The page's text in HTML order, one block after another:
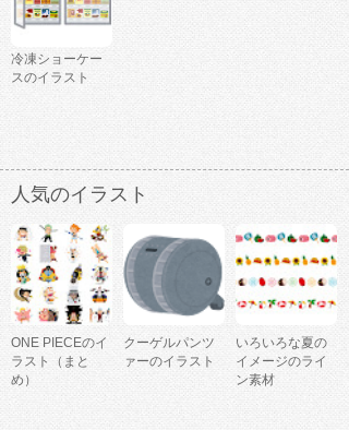
冷凍ショーケー
スのイラスト
人気のイラスト
ONE PIECEのイ
ラスト（まと
め）
クーゲルパンツ
ァーのイラスト
いろいろな夏の
イメージのライ
ン素材